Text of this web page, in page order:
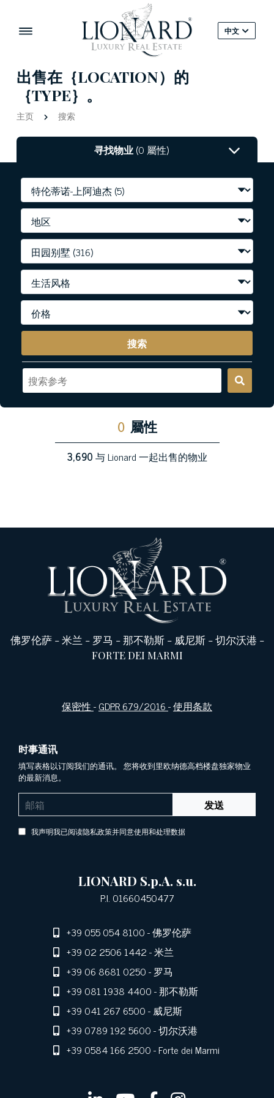
中文
出售在｛LOCATION）的
｛TYPE｝。
主页 搜索
寻找物业(0 屬性)
搜索
0 屬性
3,690与 Lionard 一起出售的物业
佛罗伦萨-米兰 - 罗马 -那不勒斯- 威尼斯-切尔沃港 -
FORTE DEI MARMI
保密性-GDPR 679/2016-使用条款
时事通讯
填写表格以订阅我们的通讯。 您将收到里欧纳德高档楼盘独家物业
的最新消息。
发送
我声明我已阅读隐私政策并同意使用和处理数据
LIONARD S.p.A. s.u.
P.I. 01660450477
+39 055 054 8100- 佛罗伦萨
+39 02 2506 1442- 米兰
+39 06 8681 0250- 罗马
+39 081 1938 4400- 那不勒斯
+39 041 267 6500- 威尼斯
+39 0789 192 5600- 切尔沃港
+39 0584 166 2500- Forte dei Marmi